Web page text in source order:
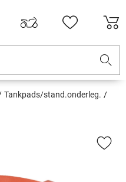
Tankpads/stand.onderleg.